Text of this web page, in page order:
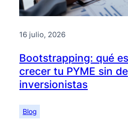
16 julio, 2026
Bootstrapping: qué
crecer tu PYME sin
inversionistas
Blog